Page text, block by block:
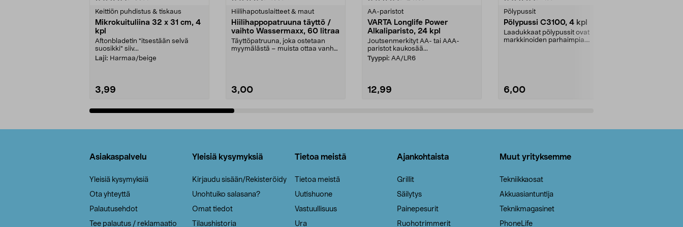
Keittiön puhdistus & tiskaus
Mikrokuituliina 32 x 31 cm, 4
kpl
Aftonbladetin "itsestään selvä
suosikki" siiv...
Laji: Harmaa/beige
3,99
Hiilihapotuslaitteet & maut
Hiilihappopatruuna täyttö /
vaihto Wassermaxx, 60 litraa
Täyttöpatruuna, joka ostetaan
myymälästä – muista ottaa vanha
3,00
AA-paristot
VARTA Longlife Power
Alkaliparisto, 24 kpl
Joutsenmerkityt AA- tai AAA-
paristot kaukosää...
Tyyppi: AA/LR6
12,99
Pölypussit
Pölypussi C3100, 4 kpl
Laadukkaat pölypussit ovat
markkinoiden parhaimpia.
6,00
Asiakaspalvelu
Yleisiä kysymyksiä
Ota yhteyttä
Palautusehdot
Tee palautus / reklamaatio
Yleisiä kysymyksiä
Kirjaudu sisään/Rekisteröidy
Unohtuiko salasana?
Omat tiedot
Tilaushistoria
Tietoa meistä
Tietoa meistä
Uutishuone
Vastuullisuus
Ura
Ajankohtaista
Grillit
Säilytys
Painepesurit
Ruohotrimmerit
Muut yrityksemme
Tekniikkaosat
Akkuasiantuntija
Teknikmagasinet
PhoneLife